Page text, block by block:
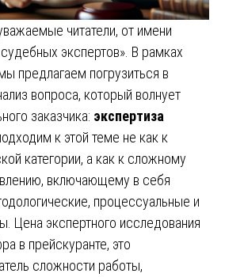
читатели, от имени
экспертов». В рамках
предлагаем погрузиться в
вопроса, который волнует
заказчика: экспертиза
к этой теме не как к
категории, а как к сложному
включающему в себя
процессуальные и
Цена экспертного исследования
в прейскуранте, это
сложности работы,